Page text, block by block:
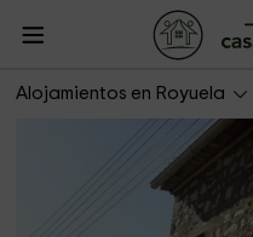
Alojamientos en Royuela
Casa La Carpintera